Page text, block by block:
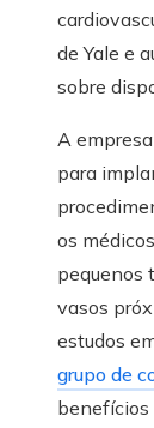
de Yale e
sobre
A
para
os
pequenos
vasos
estudos
grupo de
benefícios